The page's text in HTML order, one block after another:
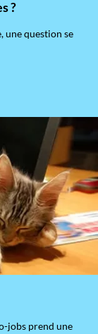
?
une question se
jobs prend une